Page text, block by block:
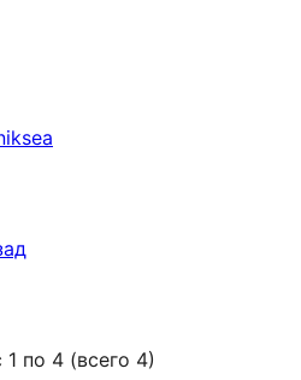
по 4 (всего 4)